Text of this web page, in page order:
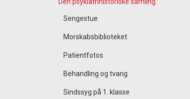
Sengestue
Morskabsbiblioteket
Patientfotos
Behandling og tvang
Sindssyg på 1. klasse